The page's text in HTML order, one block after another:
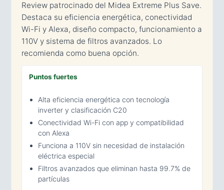
Review patrocinado del Midea Extreme Plus Save.
Destaca su eficiencia energética, conectividad
Wi-Fi y Alexa, diseño compacto, funcionamiento a
110V y sistema de filtros avanzados. Lo
recomienda como buena opción.
Puntos fuertes
Alta eficiencia energética con tecnología
inverter y clasificación C20
Conectividad Wi-Fi con app y compatibilidad
con Alexa
Funciona a 110V sin necesidad de instalación
eléctrica especial
Filtros avanzados que eliminan hasta 99.7% de
partículas